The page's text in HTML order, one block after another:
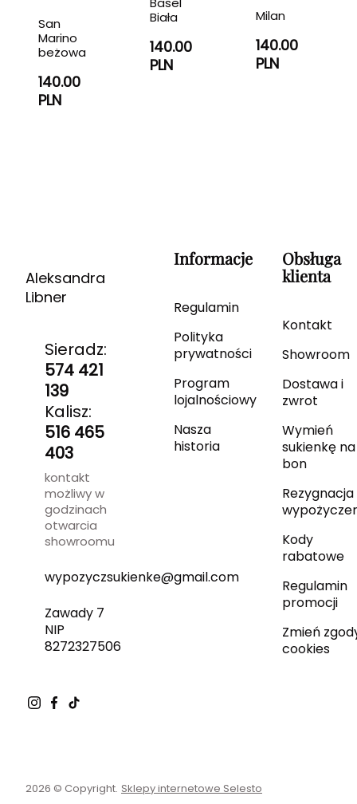
San
Marino
beżowa
140.00
PLN
Biała
140.00
PLN
Milan
140.00
PLN
Aleksandra
Libner
Sieradz:
574 421
139
Kalisz:
516 465
403
kontakt
możliwy w
godzinach
otwarcia
showroomu
wypozyczsukienke@gmail.com
Zawady 7
NIP
8272327506
Informacje
Regulamin
Polityka
prywatności
Program
lojalnościowy
Nasza
historia
Obsługa
klienta
Kontakt
Showroom
Dostawa i
zwrot
Wymień
sukienkę na
bon
Rezygnacja
Kody
rabatowe
Regulamin
promocji
Zmień
cookies
2026 © Copyright. Sklepy internetowe Selesto